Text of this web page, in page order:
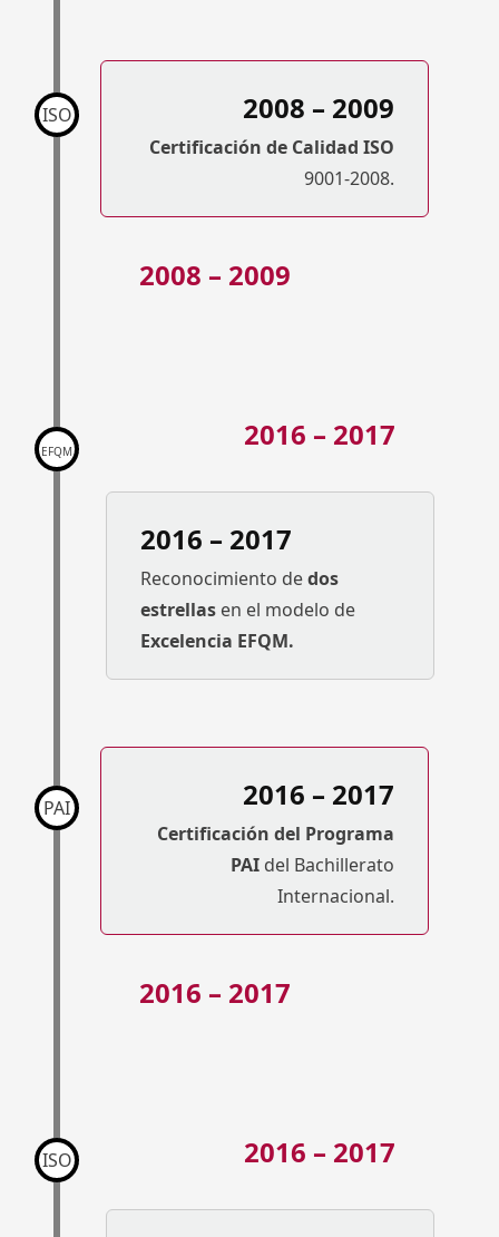
2008 – 2009
Certificación de Calidad ISO
9001-2008.
ISO
2008 – 2009
2016 – 2017
EFQM
2016 – 2017
Reconocimiento dedos
estrellas en el modelo de
Excelencia EFQM.
2016 – 2017
Certificación del Programa
PAI del Bachillerato
Internacional.
PAI
2016 – 2017
2016 – 2017
ISO